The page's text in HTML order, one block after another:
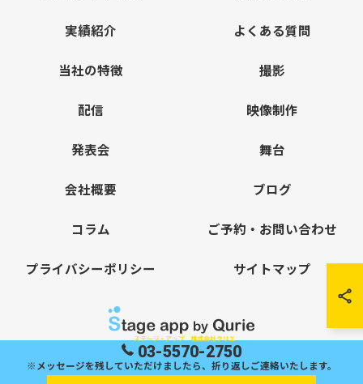
03-5570-2750
※メッセージを残していただけましたら、折り返しご連絡いたします。
実績紹介 よくある質問
当社の特徴 撮影
配信 映像制作
発表会 舞台
会社概要 ブログ
コラム ご予約・お問い合わせ
プライバシーポリシー サイトマップ